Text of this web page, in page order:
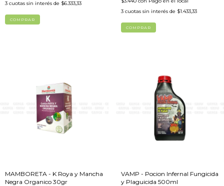
3 cuotas sin interés de $6.333,33
3 cuotas sin interés de $1.433,33
MAMBORETA - K Roya y Mancha
Negra Organico 30gr
VAMP - Pocion Infernal Fungicida
y Plaguicida 500ml